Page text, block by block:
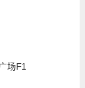
场F1